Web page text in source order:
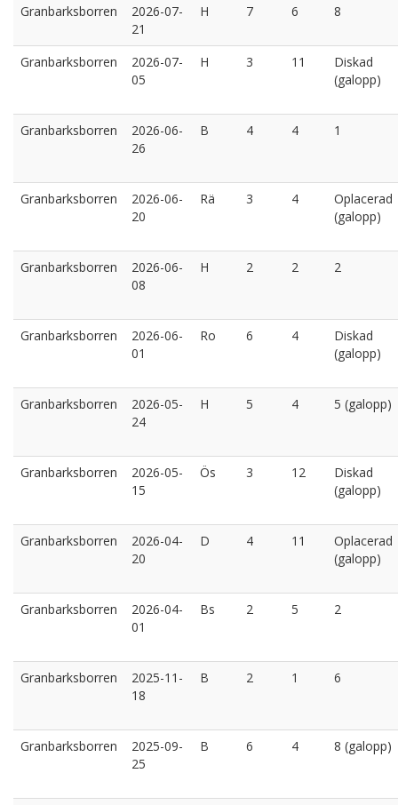
Granbarksborren
2026-07-
21
H 7 6 8
Granbarksborren
2026-07-
05
H 3 11
Diskad
(galopp)
Granbarksborren
2026-06-
26
B 4 4 1
Granbarksborren
2026-06-
20
Rä 3 4
Oplacerad
(galopp)
Granbarksborren
2026-06-
08
H 2 2 2
Granbarksborren
2026-06-
01
Ro 6 4
Diskad
(galopp)
Granbarksborren
2026-05-
24
H 5 4 5 (galopp)
Granbarksborren
2026-05-
15
Ös 3 12
Diskad
(galopp)
Granbarksborren
2026-04-
20
D 4 11
Oplacerad
(galopp)
Granbarksborren
2026-04-
01
Bs 2 5 2
Granbarksborren
2025-11-
18
B 2 1 6
Granbarksborren
2025-09-
25
B 6 4 8 (galopp)